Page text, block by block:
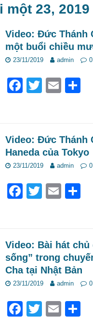
23, 2019
Video: Đức Thánh
một buổi chiều
23/11/2019 admin 0
F
b
o
k
T
er
E
e
Video: Đức Thánh
Haneda của Tokyo
23/11/2019 admin 0
F
b
o
o
k
T
er
E
e
Video: Bài hát chủ
sống” trong
Cha tại Nhật Bản
23/11/2019 admin 0
F
T
E